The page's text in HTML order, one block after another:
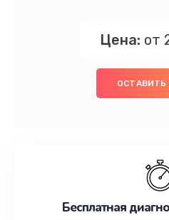
Цена: от
ОСТАВИТЬ
Бесплатная